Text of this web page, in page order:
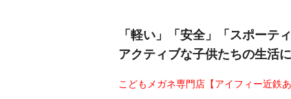
「軽い」「安全」「スポーティ
アクティブな子供たちの生活
こどもメガネ専門店【アイフィー近鉄